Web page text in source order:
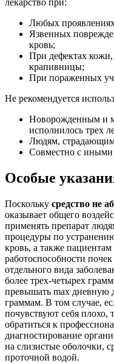
лекарство при:
Любых
Язвенных
кровь;
При дефектах
крапивницы;
При пораженных
Не рекомендуется
Новорожденным и
исполнилось трех
Людям,
Совместно с иными
Особые
Поскольку средство не
оказывает общего
применять препарат
процедуры по
кровь, а также
работоспособности
отдельного вида
более трех-четырех
превышать max дневную
граммам. В том случае,
почувствуют себя плохо,
обратиться к
диагностирование
на слизистые оболочки,
проточной водой.